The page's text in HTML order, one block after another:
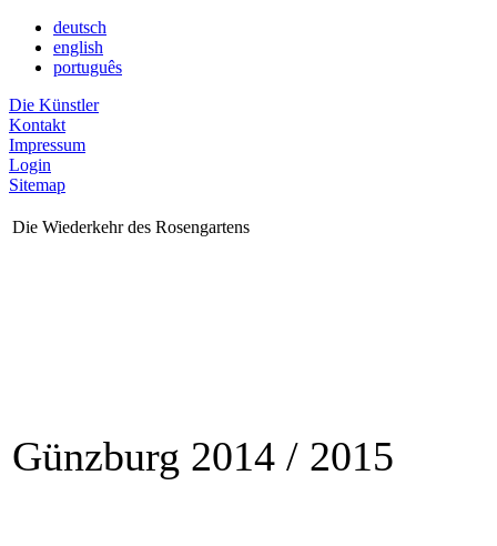
deutsch
english
português
Die Künstler
Kontakt
Impressum
Login
Sitemap
Die Wiederkehr des Rosengartens
Günzburg 2014 / 2015